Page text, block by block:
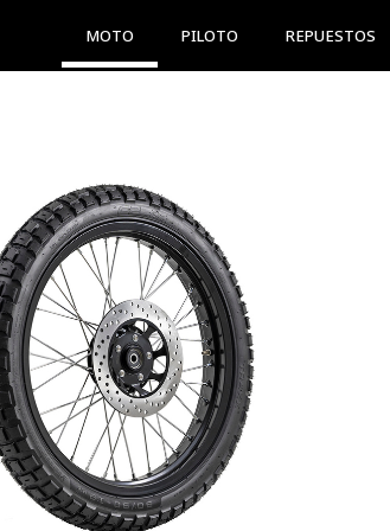
MOTO PILOTO REPUESTOS